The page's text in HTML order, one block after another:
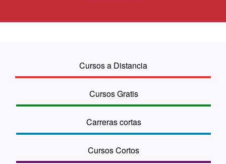
Cursos a Distancia
Cursos Gratis
Carreras cortas
Cursos Cortos